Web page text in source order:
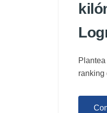
ranking